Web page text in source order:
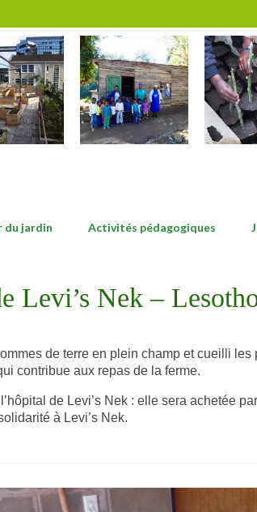
du jardin Activités pédagogiques
Levi’s Nek –
de terre en plein champ et cueilli
contribue aux repas de la ferme.
de Levi’s Nek : elle sera achetée
à Levi’s Nek.